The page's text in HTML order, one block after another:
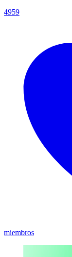
4959
miembros